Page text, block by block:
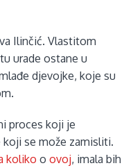
Ilinčić. Vlastitom
urade ostane u
djevojke, koje su
proces koji je
se može zamisliti.
koliko o ovoj, imala bih